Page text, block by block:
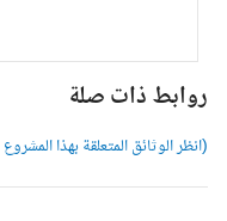
روابط ذات صلة
(انظر الوثائق المتعلقة بهذا المشروع